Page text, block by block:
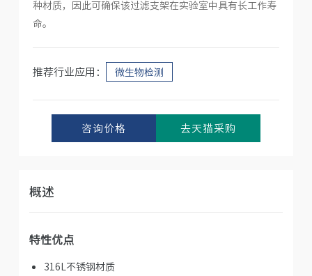
种材质，因此可确保该过滤支架在实验室中具有长工作寿
命。
推荐行业应用： 微生物检测
咨询价格 去天猫采购
概述
特性优点
316L不锈钢材质